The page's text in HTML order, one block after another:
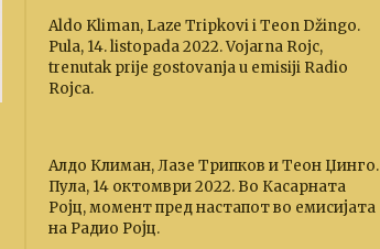
Aldo Kliman, Laze Tripkovi i Teon Džingo.
Pula, 14. listopada 2022. Vojarna Rojc,
trenutak prije gostovanja u emisiji Radio
Rojca.
Алдо Климан, Лазе Трипков и Теон Џинго.
Пула, 14 октомври 2022. Во Касарната
Ројц, момент пред настапот во емисијата
на Радио Ројц.